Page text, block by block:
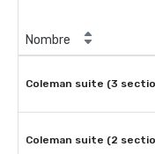
Nombre